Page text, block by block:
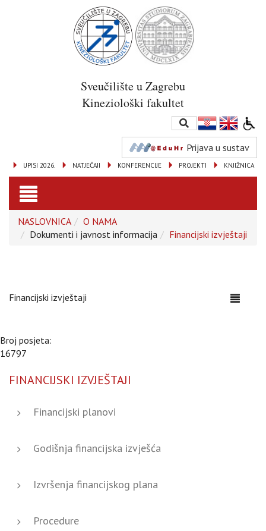
Sveučilište u Zagrebu
Kineziološki fakultet
Prijava u sustav
KNJIŽNICA
PROJEKTI
KONFERENCIJE
NATJEČAJI
UPISI 2026.
Toggle
navigation
NASLOVNICA
O NAMA
Dokumenti i javnost informacija
Financijski izvještaji
Financijski izvještaji
Broj posjeta:
16797
FINANCIJSKI IZVJEŠTAJI
Financijski planovi
Godišnja financijska izvješća
Izvršenja financijskog plana
Procedure